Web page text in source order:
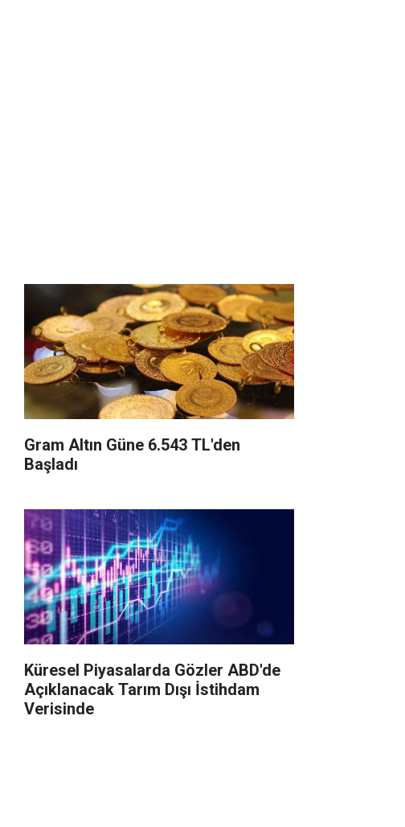
Gram Altın Güne 6.543 TL'den
Başladı
Küresel Piyasalarda Gözler ABD'de
Açıklanacak Tarım Dışı İstihdam
Verisinde